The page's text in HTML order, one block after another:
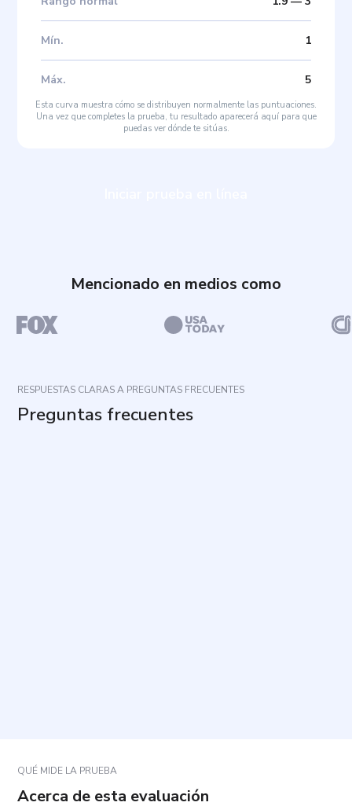
Mín. 1
Máx. 5
Esta curva muestra cómo se distribuyen normalmente las puntuaciones.
Una vez que completes la prueba, tu resultado aparecerá aquí para que
puedas ver dónde te sitúas.
Mencionado en medios como
RESPUESTAS CLARAS A PREGUNTAS FRECUENTES
Preguntas frecuentes
QUÉ MIDE LA PRUEBA
Acerca de esta evaluación